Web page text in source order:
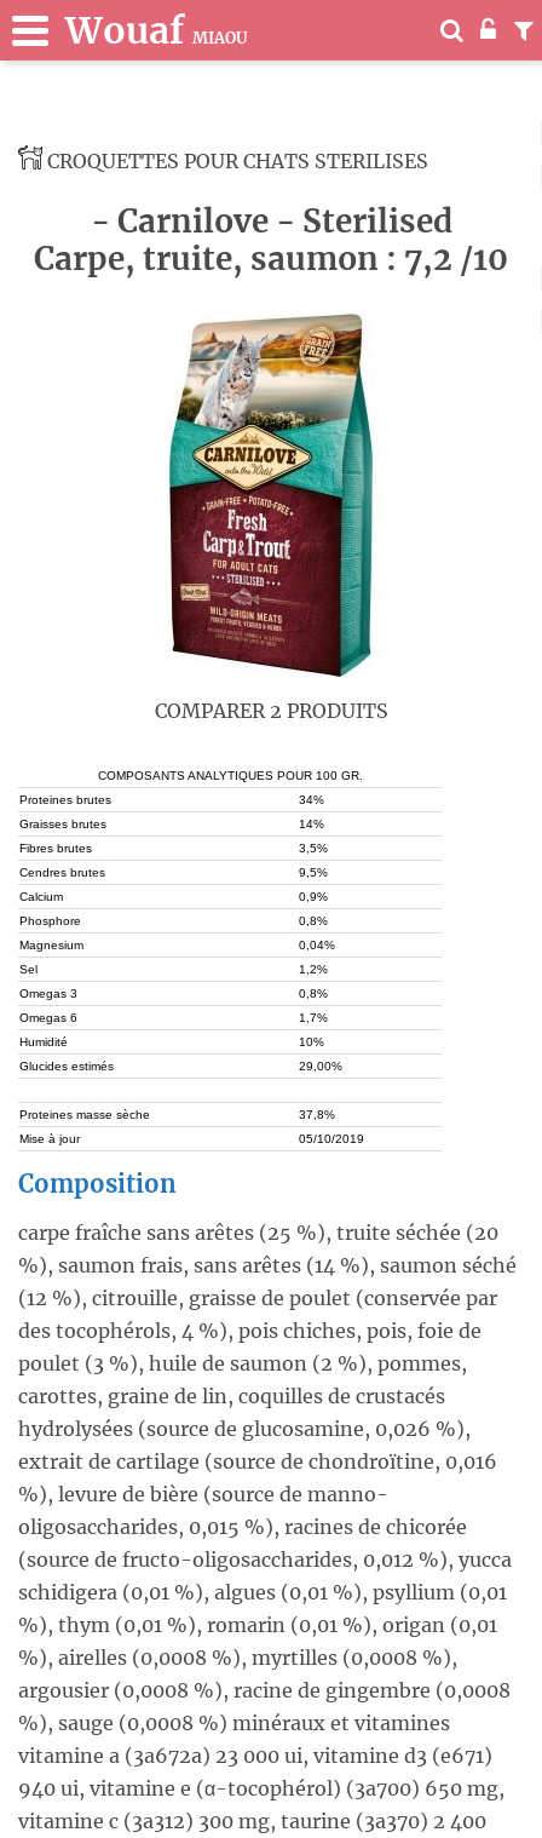
Wouaf MIAOU
CROQUETTES POUR CHATS STERILISES
- Carnilove - Sterilised
Carpe, truite, saumon : 7,2 /10
COMPARER 2 PRODUITS
COMPOSANTS ANALYTIQUES POUR 100 GR.
Proteines brutes
34%
Graisses brutes
14%
Fibres brutes
3,5%
Cendres brutes
9,5%
Calcium
0,9%
Phosphore
0,8%
Magnesium
0,04%
Sel
1,2%
Omegas 3
0,8%
Omegas 6
1,7%
Humidité
10%
Glucides estimés
29,00%
Proteines masse sèche
37,8%
Mise à jour
05/10/2019
Composition
carpe fraîche sans arêtes (25 %), truite séchée (20
%), saumon frais, sans arêtes (14 %), saumon séché
(12 %), citrouille, graisse de poulet (conservée par
des tocophérols, 4 %), pois chiches, pois, foie de
poulet (3 %), huile de saumon (2 %), pommes,
carottes, graine de lin, coquilles de crustacés
hydrolysées (source de glucosamine, 0,026 %),
extrait de cartilage (source de chondroïtine, 0,016
%), levure de bière (source de manno-
oligosaccharides, 0,015 %), racines de chicorée
(source de fructo-oligosaccharides, 0,012 %), yucca
schidigera (0,01 %), algues (0,01 %), psyllium (0,01
%), thym (0,01 %), romarin (0,01 %), origan (0,01
%), airelles (0,0008 %), myrtilles (0,0008 %),
argousier (0,0008 %), racine de gingembre (0,0008
%), sauge (0,0008 %) minéraux et vitamines
vitamine a (3a672a) 23 000 ui, vitamine d3 (e671)
940 ui, vitamine e (α-tocophérol) (3a700) 650 mg,
vitamine c (3a312) 300 mg, taurine (3a370) 2 400